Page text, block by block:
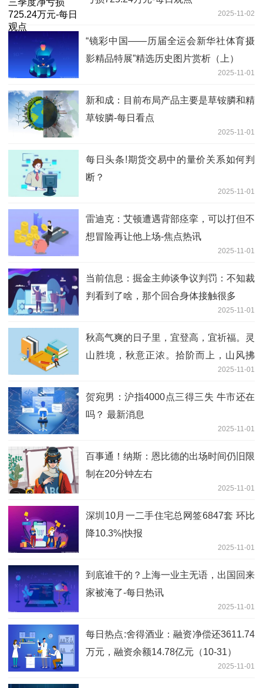
2025-11-02
“镜彩中国——历届全运会新华社体育摄
影精品特展”精选历史图片赏析（上）
2025-11-01
新和成：目前布局产品主要是草铵膦和精
草铵膦-每日看点
2025-11-01
每日头条!期货交易中的量价关系如何判
断？
2025-11-01
雷迪克：艾顿遭遇背部痉挛，可以打但不
想冒险再让他上场-焦点热讯
2025-11-01
当前信息：掘金主帅谈争议判罚：不知裁
判看到了啥，那个回合身体接触很多
2025-11-01
秋高气爽的日子里，宜登高，宜祈福。灵
山胜境，秋意正浓。拾阶而上，山风拂
2025-11-01
贺宛男：沪指4000点三得三失 牛市还在
吗？ 最新消息
2025-11-01
百事通！纳斯：恩比德的出场时间仍旧限
制在20分钟左右
2025-11-01
深圳10月一二手住宅总网签6847套 环比
降10.3%|快报
2025-11-01
到底谁干的？上海一业主无语，出国回来
家被淹了-每日热讯
2025-11-01
每日热点:舍得酒业：融资净偿还3611.74
万元，融资余额14.78亿元（10-31）
2025-11-01